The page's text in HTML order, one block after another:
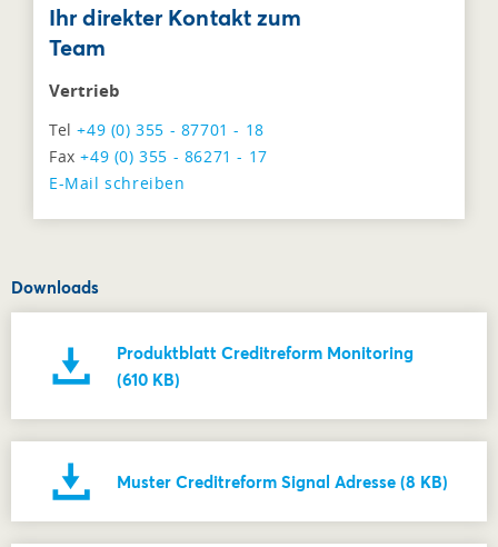
Ihr direkter Kontakt zum
Team
Vertrieb
Tel+49 (0) 355 - 87701 - 18
Fax+49 (0) 355 - 86271 - 17
E-Mail schreiben
Downloads
Produktblatt Creditreform Monitoring
(610 KB)
Muster Creditreform Signal Adresse (8 KB)